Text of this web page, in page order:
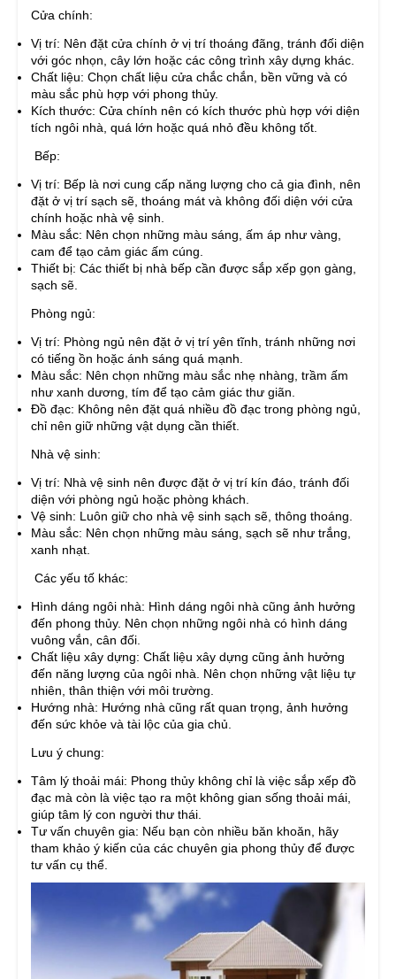
Cửa chính:
Vị trí: Nên đặt cửa chính ở vị trí thoáng đãng, tránh đối diện
với góc nhọn, cây lớn hoặc các công trình xây dựng khác.
Chất liệu: Chọn chất liệu cửa chắc chắn, bền vững và có
màu sắc phù hợp với phong thủy.
Kích thước: Cửa chính nên có kích thước phù hợp với diện
tích ngôi nhà, quá lớn hoặc quá nhỏ đều không tốt.
Bếp:
Vị trí: Bếp là nơi cung cấp năng lượng cho cả gia đình, nên
đặt ở vị trí sạch sẽ, thoáng mát và không đối diện với cửa
chính hoặc nhà vệ sinh.
Màu sắc: Nên chọn những màu sáng, ấm áp như vàng,
cam để tạo cảm giác ấm cúng.
Thiết bị: Các thiết bị nhà bếp cần được sắp xếp gọn gàng,
sạch sẽ.
Phòng ngủ:
Vị trí: Phòng ngủ nên đặt ở vị trí yên tĩnh, tránh những nơi
có tiếng ồn hoặc ánh sáng quá mạnh.
Màu sắc: Nên chọn những màu sắc nhẹ nhàng, trầm ấm
như xanh dương, tím để tạo cảm giác thư giãn.
Đồ đạc: Không nên đặt quá nhiều đồ đạc trong phòng ngủ,
chỉ nên giữ những vật dụng cần thiết.
Nhà vệ sinh:
Vị trí: Nhà vệ sinh nên được đặt ở vị trí kín đáo, tránh đối
diện với phòng ngủ hoặc phòng khách.
Vệ sinh: Luôn giữ cho nhà vệ sinh sạch sẽ, thông thoáng.
Màu sắc: Nên chọn những màu sáng, sạch sẽ như trắng,
xanh nhạt.
Các yếu tố khác:
Hình dáng ngôi nhà: Hình dáng ngôi nhà cũng ảnh hưởng
đến phong thủy. Nên chọn những ngôi nhà có hình dáng
vuông vắn, cân đối.
Chất liệu xây dựng: Chất liệu xây dựng cũng ảnh hưởng
đến năng lượng của ngôi nhà. Nên chọn những vật liệu tự
nhiên, thân thiện với môi trường.
Hướng nhà: Hướng nhà cũng rất quan trọng, ảnh hưởng
đến sức khỏe và tài lộc của gia chủ.
Lưu ý chung:
Tâm lý thoải mái: Phong thủy không chỉ là việc sắp xếp đồ
đạc mà còn là việc tạo ra một không gian sống thoải mái,
giúp tâm lý con người thư thái.
Tư vấn chuyên gia: Nếu bạn còn nhiều băn khoăn, hãy
tham khảo ý kiến của các chuyên gia phong thủy để được
tư vấn cụ thể.